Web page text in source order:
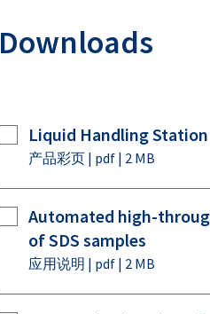
Downloads
Liquid Handling Station
产品彩页 | pdf | 2 MB
Automated high-
of SDS samples
应用说明 | pdf | 2 MB